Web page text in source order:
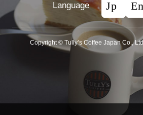
Language
Copyright © Tullyʼs Coffee Japan Co.,